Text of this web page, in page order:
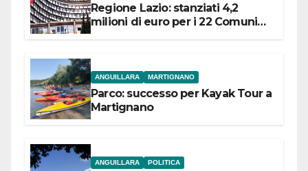
Regione Lazio: stanziati 4,2
milioni di euro per i 22 Comuni
ANGUILLARA MARTIGNANO
Parco: successo per Kayak Tour a
Martignano
ANGUILLARA POLITICA